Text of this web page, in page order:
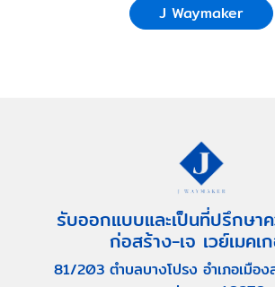
J Waymaker
รับออกแบบและเป็นที่ปรึกษา
ก่อสร้าง-เจ เวย์เมคเ
81/203 ตำบลบางโปรง อำเภอเมือง